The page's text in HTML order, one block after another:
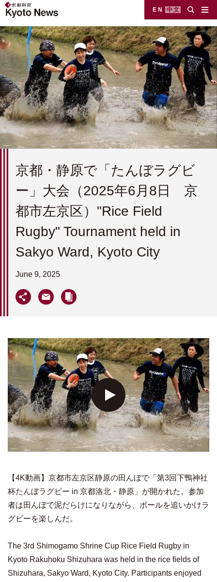
EN 中文
京都・静原で「たんぼラグビ
ー」大会（2025年6月8日 京
都市左京区）"Rice Field
Rugby" Tournament held in
Sakyo Ward, Kyoto City
June 9, 2025
【4K動画】京都市左京区静原の田んぼで「第3回下鴨神社
杯たんぼラグビー in 京都洛北・静原」が開かれた。参加
者は田んぼで泥だらけになりながら、ボールを追いかけラ
グビーを楽しんだ。
The 3rd Shimogamo Shrine Cup Rice Field Rugby in
Kyoto Rakuhoku Shizuhara was held in the rice fields of
Shizuhara, Sakyo Ward, Kyoto City. Participants enjoyed